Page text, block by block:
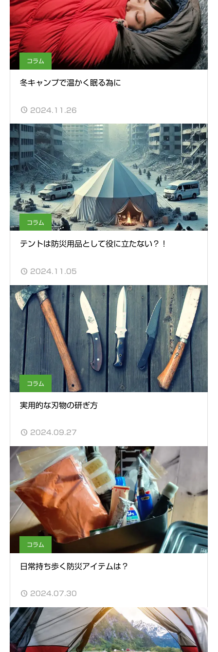
コラム
冬キャンプで温かく眠る為に
2024.11.26
コラム
テントは防災用品として役に立たない？！
2024.11.05
コラム
実用的な刃物の研ぎ方
2024.09.27
コラム
日常持ち歩く防災アイテムは？
2024.07.30